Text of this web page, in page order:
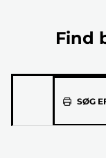
Find
SØG